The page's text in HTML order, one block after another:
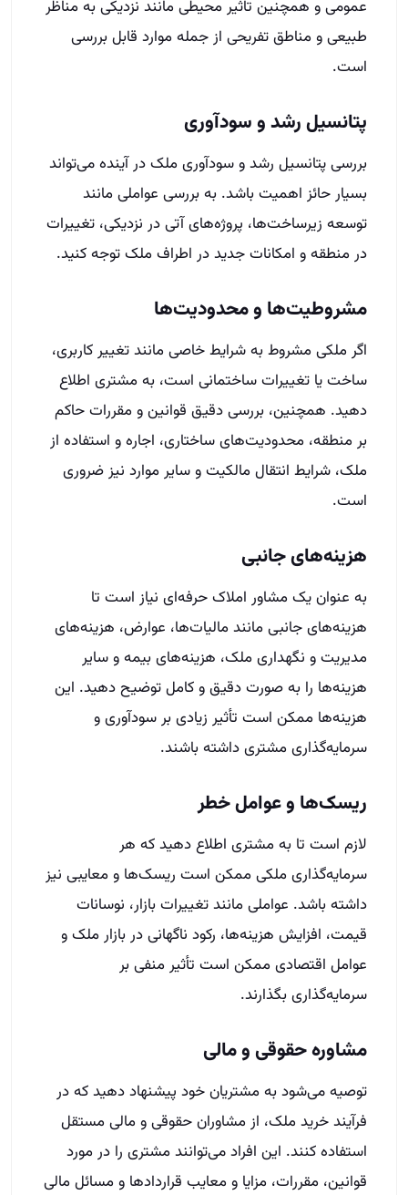
عمومی و همچنین تاثیر محیطی مانند نزدیکی به مناظر
طبیعی و مناطق تفریحی از جمله موارد قابل بررسی
است.
پتانسیل رشد و سودآوری
بررسی پتانسیل رشد و سودآوری ملک در آینده می‌تواند
بسیار حائز اهمیت باشد. به بررسی عواملی مانند
توسعه زیرساخت‌ها، پروژه‌های آتی در نزدیکی، تغییرات
در منطقه و امکانات جدید در اطراف ملک توجه کنید.
مشروطیت‌ها و محدودیت‌ها
اگر ملکی مشروط به شرایط خاصی مانند تغییر کاربری،
ساخت یا تغییرات ساختمانی است، به مشتری اطلاع
دهید. همچنین، بررسی دقیق قوانین و مقررات حاکم
بر منطقه، محدودیت‌های ساختاری، اجاره و استفاده از
ملک، شرایط انتقال مالکیت و سایر موارد نیز ضروری
است.
هزینه‌های جانبی
به عنوان یک مشاور املاک حرفه‌ای نیاز است تا
هزینه‌های جانبی مانند مالیات‌ها، عوارض، هزینه‌های
مدیریت و نگهداری ملک، هزینه‌های بیمه و سایر
هزینه‌ها را به صورت دقیق و کامل توضیح دهید. این
هزینه‌ها ممکن است تأثیر زیادی بر سودآوری و
سرمایه‌گذاری مشتری داشته باشند.
ریسک‌ها و عوامل خطر
لازم است تا به مشتری اطلاع دهید که هر
سرمایه‌گذاری ملکی ممکن است ریسک‌ها و معایبی نیز
داشته باشد. عواملی مانند تغییرات بازار، نوسانات
قیمت، افزایش هزینه‌ها، رکود ناگهانی در بازار ملک و
عوامل اقتصادی ممکن است تأثیر منفی بر
سرمایه‌گذاری بگذارند.
مشاوره حقوقی و مالی
توصیه می‌شود به مشتریان خود پیشنهاد دهید که در
فرآیند خرید ملک، از مشاوران حقوقی و مالی مستقل
استفاده کنند. این افراد می‌توانند مشتری را در مورد
قوانین، مقررات، مزایا و معایب قراردادها و مسائل مالی